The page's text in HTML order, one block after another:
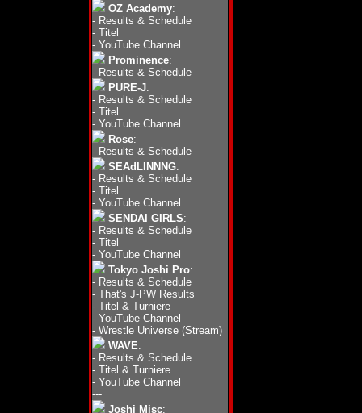
OZ Academy:
- Results & Schedule
- Titel
- YouTube Channel
Prominence:
- Results & Schedule
PURE-J:
- Results & Schedule
- Titel
- YouTube Channel
Rose:
- Results & Schedule
SEAdLINNNG:
- Results & Schedule
- Titel
- YouTube Channel
SENDAI GIRLS:
- Results & Schedule
- Titel
- YouTube Channel
Tokyo Joshi Pro:
- Results & Schedule
- That's J-PW Results
- Titel & Turniere
- YouTube Channel
- Wrestle Universe (Stream)
WAVE:
- Results & Schedule
- Titel & Turniere
- YouTube Channel
---
Joshi Misc: